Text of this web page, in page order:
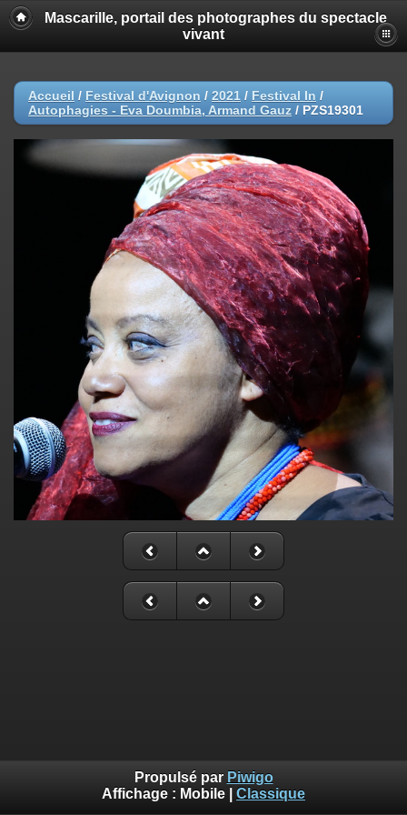
Mascarille, portail des photographes du spectacle
vivant
Accueil / Festival d'Avignon / 2021 / Festival In /
Autophagies - Eva Doumbia, Armand Gauz / PZS19301
Propulsé par Piwigo
Affichage : Mobile Classique